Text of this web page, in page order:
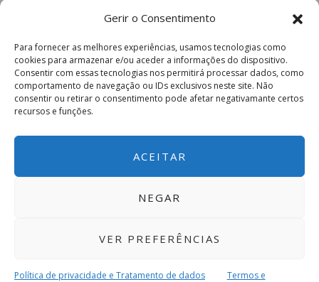
Gerir o Consentimento
Para fornecer as melhores experiências, usamos tecnologias como
cookies para armazenar e/ou aceder a informações do dispositivo.
Consentir com essas tecnologias nos permitirá processar dados, como
comportamento de navegação ou IDs exclusivos neste site. Não
consentir ou retirar o consentimento pode afetar negativamante certos
recursos e funções.
ACEITAR
NEGAR
VER PREFERÊNCIAS
Política de privacidade e Tratamento de dados
Termos e